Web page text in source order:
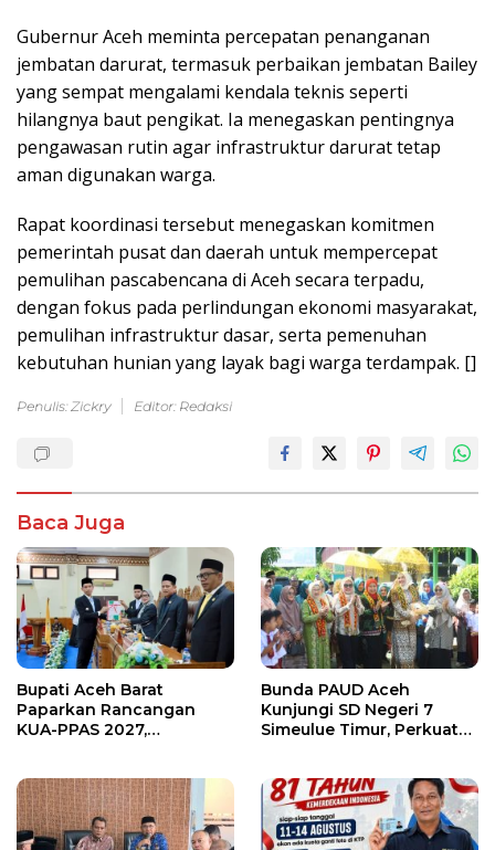
Gubernur Aceh meminta percepatan penanganan
jembatan darurat, termasuk perbaikan jembatan Bailey
yang sempat mengalami kendala teknis seperti
hilangnya baut pengikat. Ia menegaskan pentingnya
pengawasan rutin agar infrastruktur darurat tetap
aman digunakan warga.
Rapat koordinasi tersebut menegaskan komitmen
pemerintah pusat dan daerah untuk mempercepat
pemulihan pascabencana di Aceh secara terpadu,
dengan fokus pada perlindungan ekonomi masyarakat,
pemulihan infrastruktur dasar, serta pemenuhan
kebutuhan hunian yang layak bagi warga terdampak. []
Penulis: Zickry Editor: Redaksi
Baca Juga
Bupati Aceh Barat
Paparkan Rancangan
KUA-PPAS 2027,
Triliun
Bunda PAUD Aceh
Kunjungi SD Negeri 7
Simeulue Timur, Perkuat